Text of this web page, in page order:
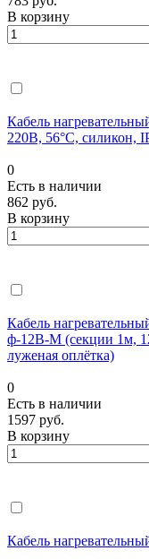
В корзину
Кабель
220В, 56°С, силикон,
0
Есть в наличии
862 руб.
В корзину
Кабель
ф-12В-М (секции 1м,
луженая оплётка)
0
Есть в наличии
1597 руб.
В корзину
Кабель